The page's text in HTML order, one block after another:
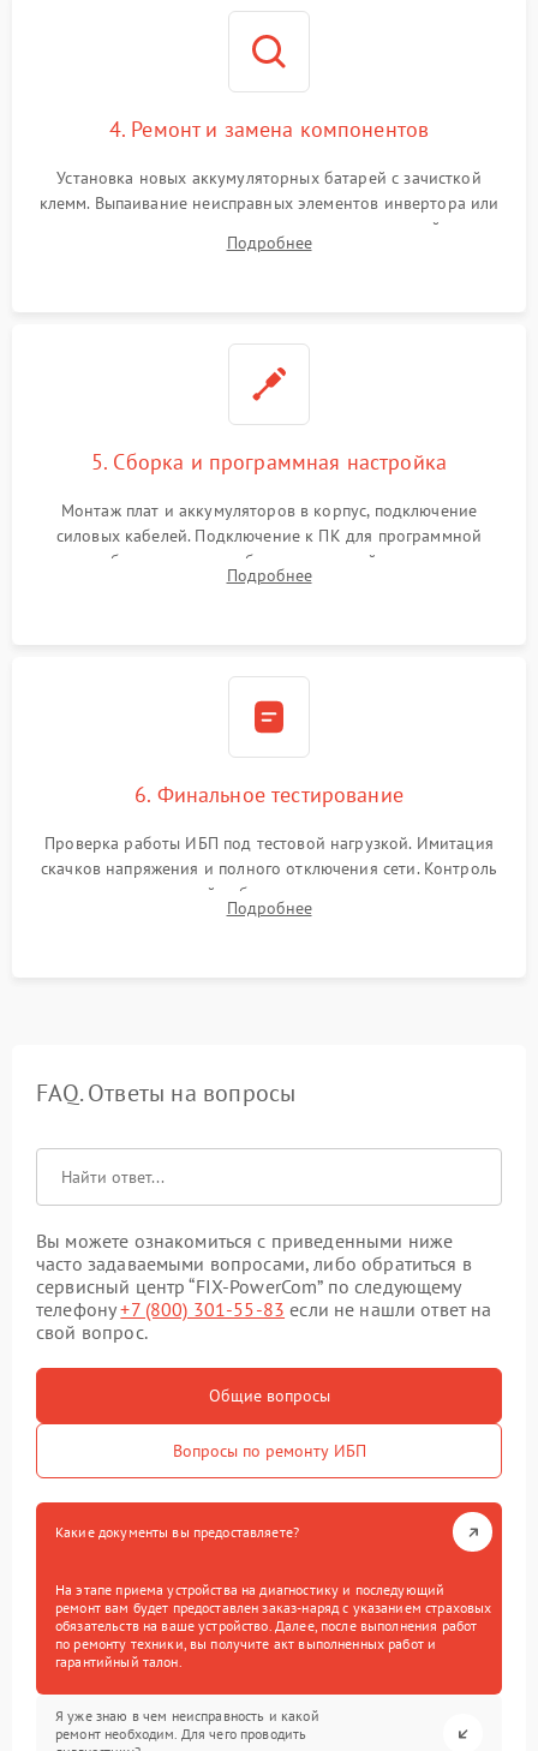
4. Ремонт и замена компонентов
Установка новых аккумуляторных батарей с зачисткой
клемм. Выпаивание неисправных элементов инвертора или
цепи зарядки и монтаж новых радиодеталей.
Восстановление поврежденных токоведущих дорожек и
Подробнее
5. Сборка и программная настройка
Монтаж плат и аккумуляторов в корпус, подключение
силовых кабелей. Подключение к ПК для программной
калибровки констант батареи, настройки порогов
срабатывания AVR и сброса счетчиков старения АКБ.
Подробнее
6. Финальное тестирование
Проверка работы ИБП под тестовой нагрузкой. Имитация
скачков напряжения и полного отключения сети. Контроль
времени автономной работы, температурного режима и
корректности формы выходного сигнала.
Подробнее
FAQ. Ответы на вопросы
Вы можете ознакомиться с приведенными ниже
часто задаваемыми вопросами, либо обратиться в
сервисный центр “FIX-PowerCom” по следующему
телефону+7 (800) 301-55-83 если не нашли ответ на
свой вопрос.
Общие вопросы
Вопросы по ремонту ИБП
Какие документы вы предоставляете?
На этапе приема устройства на диагностику и последующий
ремонт вам будет предоставлен заказ-наряд с указанием страховых
обязательств на ваше устройство. Далее, после выполнения работ
по ремонту техники, вы получите акт выполненных работ и
гарантийный талон.
Я уже знаю в чем неисправность и какой
ремонт необходим. Для чего проводить